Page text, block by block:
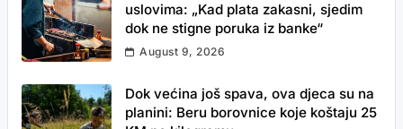
uslovima: „Kad plata zakasni, sjedim
dok ne stigne poruka iz banke“
August 9, 2026
Dok većina još spava, ova djeca su na
planini: Beru borovnice koje koštaju 25